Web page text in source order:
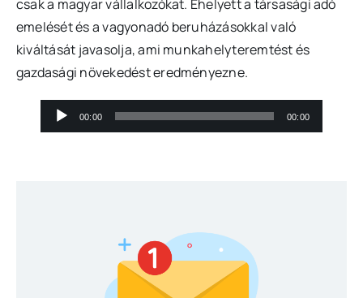
csak a magyar vállalkozókat. Ehelyett a társasági adó
emelését és a vagyonadó beruházásokkal való
kiváltását javasolja, ami munkahelyteremtést és
gazdasági növekedést eredményezne.
Audió
lejátszó
00:00 00:00